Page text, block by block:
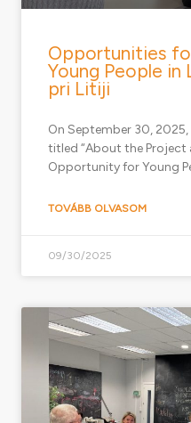
Opportunities
Young People in
pri Litiji
On September 30,
titled “About the Project
Opportunity for Young
TOVÁBB OLVASOM
09/30/2025